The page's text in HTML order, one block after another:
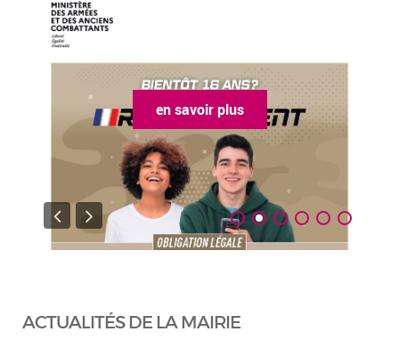
en savoir plus
ACTUALITÉS DE LA MAIRIE